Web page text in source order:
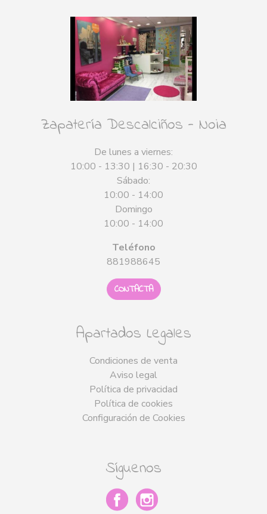
Zapatería Descalciños - Noia
De lunes a viernes:
10:00 - 13:30 | 16:30 - 20:30
Sábado:
10:00 - 14:00
Domingo
10:00 - 14:00
Teléfono
881988645
CONTACTA
Apartados Legales
Condiciones de venta
Aviso legal
Política de privacidad
Política de cookies
Configuración de Cookies
Síguenos